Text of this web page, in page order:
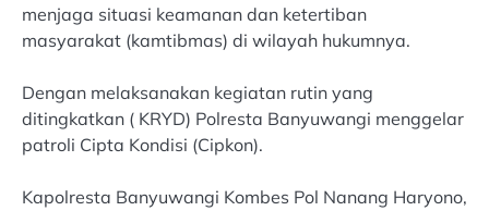
menjaga situasi keamanan dan ketertiban
masyarakat (kamtibmas) di wilayah hukumnya.
Dengan melaksanakan kegiatan rutin yang
ditingkatkan ( KRYD) Polresta Banyuwangi menggelar
patroli Cipta Kondisi (Cipkon).
Kapolresta Banyuwangi Kombes Pol Nanang Haryono,